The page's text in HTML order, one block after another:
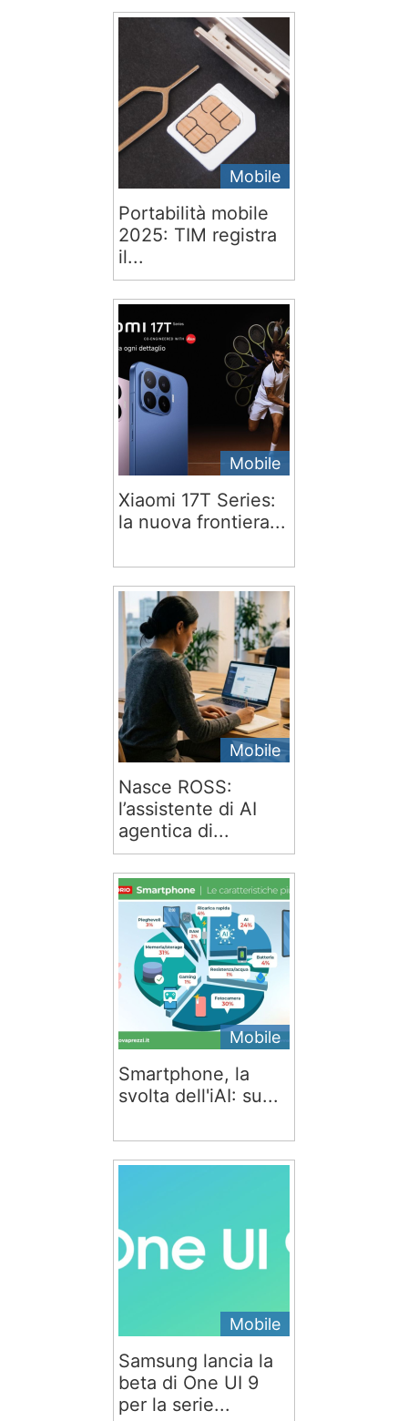
Mobile
Portabilità mobile
2025: TIM registra
il...
Mobile
Xiaomi 17T Series:
la nuova frontiera...
Mobile
Nasce ROSS:
l’assistente di AI
agentica di...
Mobile
Smartphone, la
svolta dell'iAI: su...
Mobile
Samsung lancia la
beta di One UI 9
per la serie...